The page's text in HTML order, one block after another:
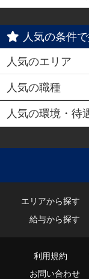
人気の条件
人気のエリア
人気の職種
人気の環境・待
エリアから探す
給与から探す
利用規約
お問い合わせ